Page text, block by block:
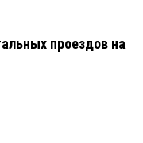
проездов на